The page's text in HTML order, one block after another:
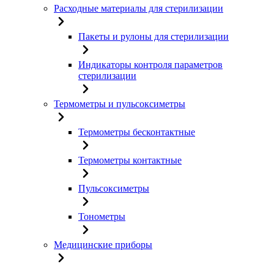
Расходные материалы для стерилизации
Пакеты и рулоны для стерилизации
Индикаторы контроля параметров
стерилизации
Термометры и пульсоксиметры
Термометры бесконтактные
Термометры контактные
Пульсоксиметры
Тонометры
Медицинские приборы